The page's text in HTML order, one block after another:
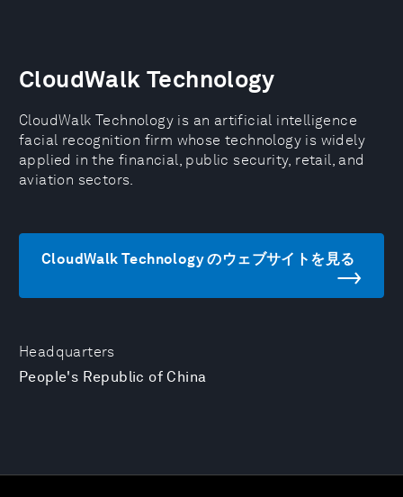
Headquarters
People's Republic of China
CloudWalk Technology
CloudWalk Technology is an artificial intelligence
facial recognition firm whose technology is widely
applied in the financial, public security, retail, and
aviation sectors.
CloudWalk Technology のウェブサイトを見る